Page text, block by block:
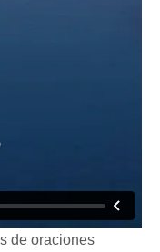
de oraciones